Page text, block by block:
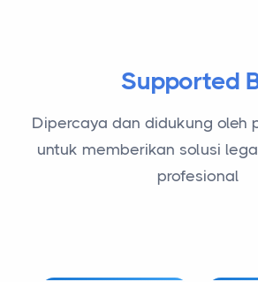
Dipercaya dan didukung oleh
untuk memberikan solusi
profesional